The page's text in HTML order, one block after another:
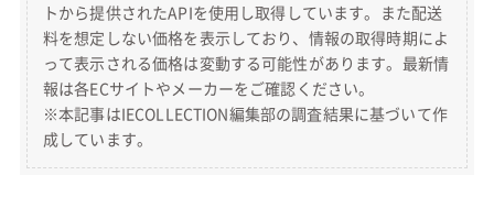
トから提供されたAPIを使用し取得しています。また配送
料を想定しない価格を表示しており、情報の取得時期によ
って表示される価格は変動する可能性があります。最新情
報は各ECサイトやメーカーをご確認ください。
※本記事はIECOLLECTION編集部の調査結果に基づいて作
成しています。